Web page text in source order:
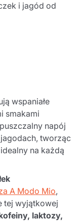
i jagód od
wspaniałe
smakami
napój
tworząc
na każdą
A Modo Mio,
tej wyjątkowej
laktozy,